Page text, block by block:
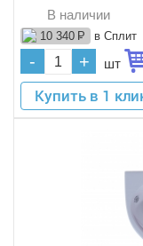
В наличии
10 340 Р в Сплит
- + шт
Купить в 1